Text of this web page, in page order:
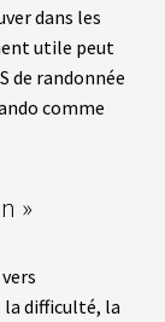
dans les
utile peut
de randonnée
comme
»
la difficulté, la